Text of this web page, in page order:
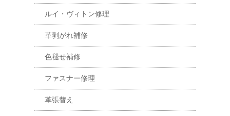
ルイ・ヴィトン修理
革剥がれ補修
色褪せ補修
ファスナー修理
革張替え